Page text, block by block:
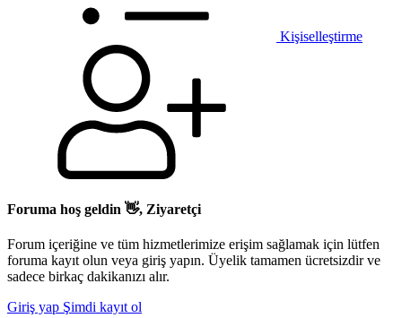
Kişiselleştirme
Foruma hoş geldin 👋, Ziyaretçi
Forum içeriğine ve tüm hizmetlerimize erişim sağlamak için lütfen
foruma kayıt olun veya giriş yapın. Üyelik tamamen ücretsizdir ve
sadece birkaç dakikanızı alır.
Giriş yap Şimdi kayıt ol